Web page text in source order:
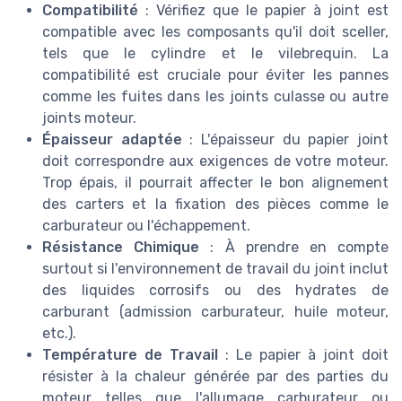
Compatibilité : Vérifiez que le papier à joint est
compatible avec les composants qu'il doit sceller,
tels que le cylindre et le vilebrequin. La
compatibilité est cruciale pour éviter les pannes
comme les fuites dans les joints culasse ou autre
joints moteur.
Épaisseur adaptée : L'épaisseur du papier joint
doit correspondre aux exigences de votre moteur.
Trop épais, il pourrait affecter le bon alignement
des carters et la fixation des pièces comme le
carburateur ou l'échappement.
Résistance Chimique : À prendre en compte
surtout si l'environnement de travail du joint inclut
des liquides corrosifs ou des hydrates de
carburant (admission carburateur, huile moteur,
etc.).
Température de Travail : Le papier à joint doit
résister à la chaleur générée par des parties du